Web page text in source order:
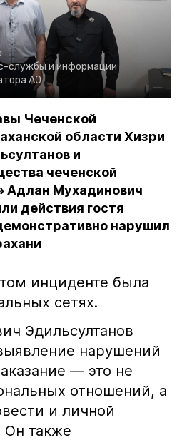
службы и информации
АО
Чеченской
области Хизри
и
чеченской
Адлан Мухадинович
действия гостя
нарушил
инциденте была
сетях.
Эдильсултанов
нарушений
— это не
отношений, а
и личной
Он также